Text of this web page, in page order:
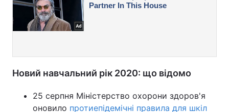
Новий навчальний рік 2020: що відомо
25 серпня Міністерство охорони здоров'я
оновило протиепідемічні правила для шкіл